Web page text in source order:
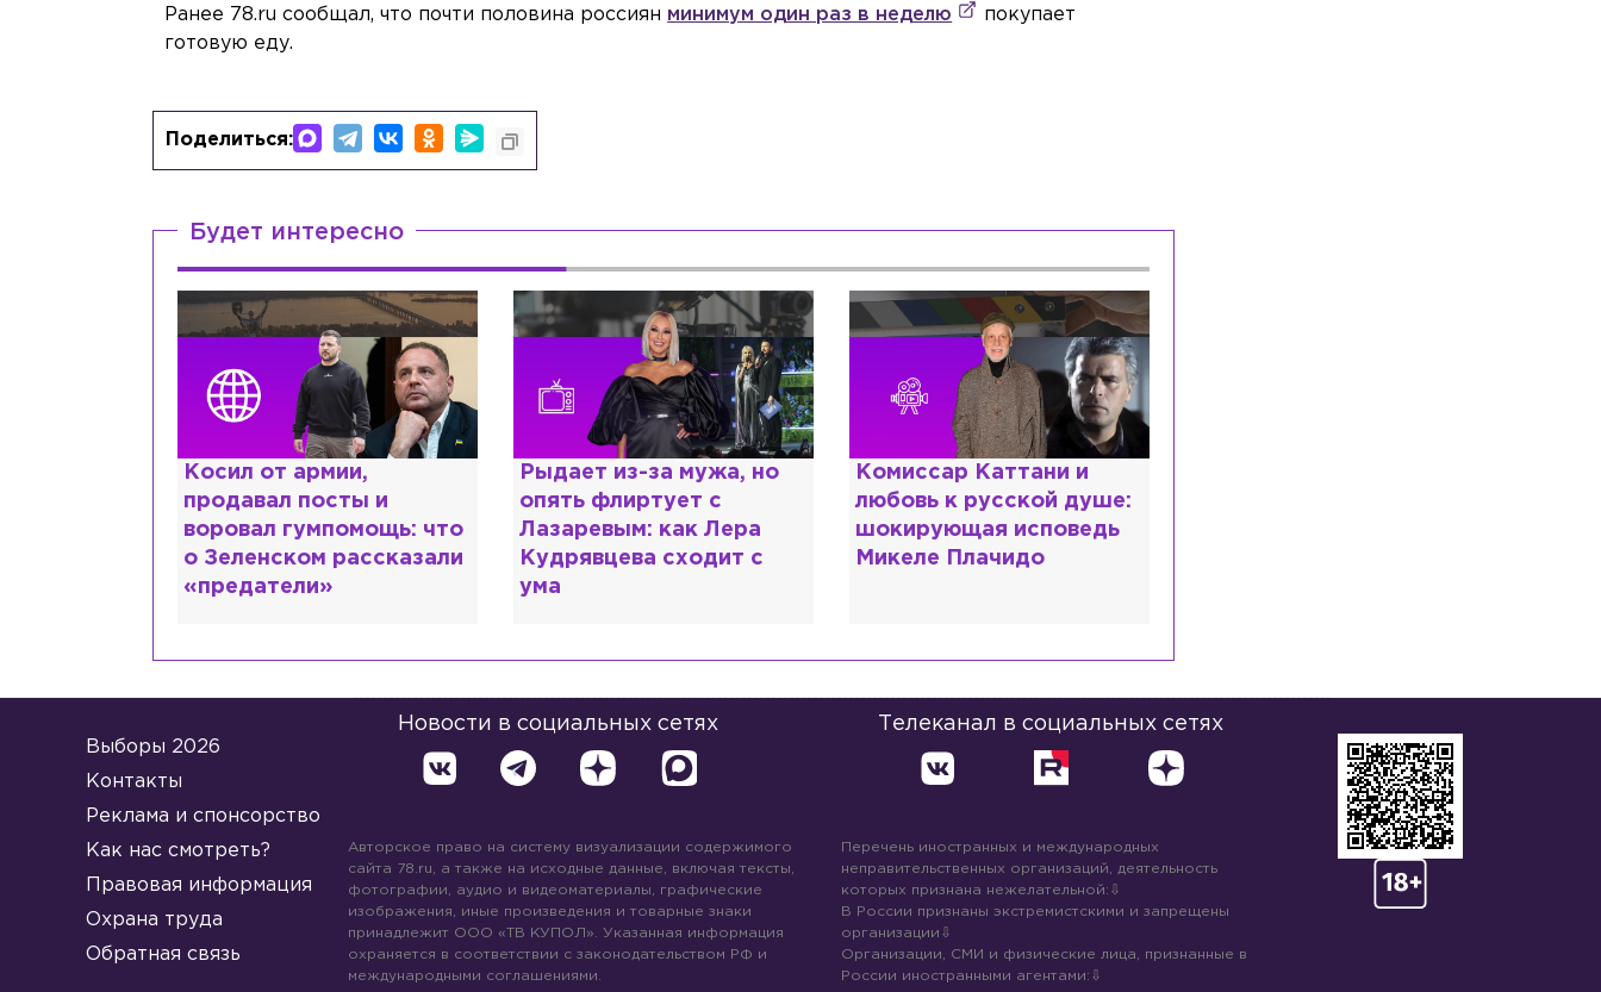
Ранее 78.ru сообщал, что почти половина россиян минимум один раз в неделю
покупает
готовую еду.
Поделиться:
Будет интересно
Рыдает из-за мужа, но
опять флиртует с
Лазаревым: как Лера
Кудрявцева сходит с
ума
Комиссар Каттани и
любовь к русской душе:
шокирующая исповедь
Микеле Плачидо
Специалист с напрасным
дипломом: почему мир
разочаровался в высшем
образовании?
Выборы 2026
Контакты
Реклама и спонсорство
Как нас смотреть?
Правовая информация
Охрана труда
Обратная связь
Новости в социальных сетях Телеканал в социальных сетях
Авторское право на систему визуализации содержимого
сайта 78.ru, а также на исходные данные, включая тексты,
фотографии, аудио и видеоматериалы, графические
изображения, иные произведения и товарные знаки
принадлежит ООО «ТВ КУПОЛ». Указанная информация
охраняется в соответствии с законодательством РФ и
международными соглашениями.
Перечень иностранных и международных
неправительственных организаций, деятельность
которых признана нежелательной:
В России признаны экстремистскими и запрещены
организации
Организации, СМИ и физические лица, признанные в
России иностранными агентами: